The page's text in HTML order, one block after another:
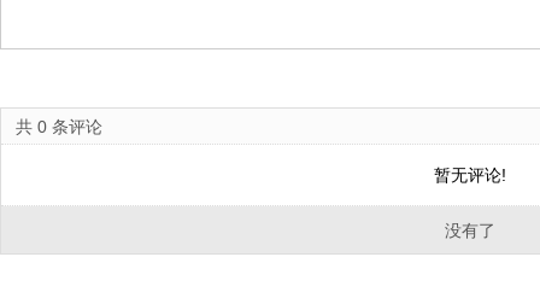
共 0 条评论
暂无评论!
没有了